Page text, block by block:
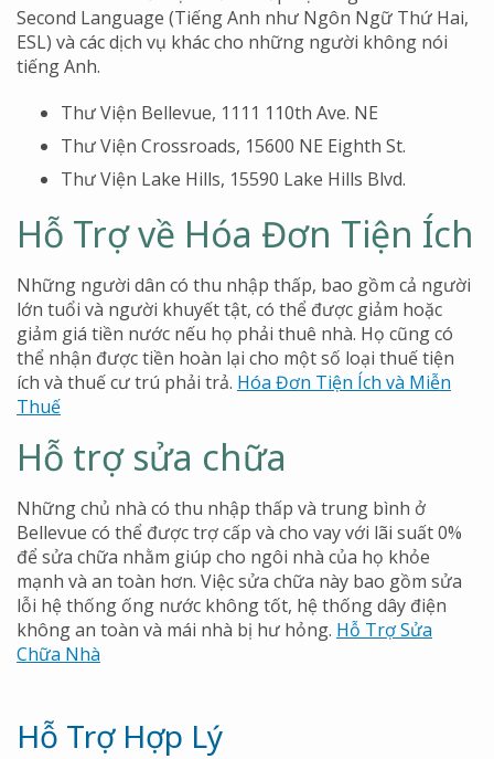
Second Language (Tiếng Anh như Ngôn Ngữ Thứ Hai,
ESL) và các dịch vụ khác cho những người không nói
tiếng Anh.
Thư Viện Bellevue, 1111 110th Ave. NE
Thư Viện Crossroads, 15600 NE Eighth St.
Thư Viện Lake Hills, 15590 Lake Hills Blvd.
Hỗ Trợ về Hóa Đơn Tiện Ích
Những người dân có thu nhập thấp, bao gồm cả người
lớn tuổi và người khuyết tật, có thể được giảm hoặc
giảm giá tiền nước nếu họ phải thuê nhà. Họ cũng có
thể nhận được tiền hoàn lại cho một số loại thuế tiện
ích và thuế cư trú phải trả. Hóa Đơn Tiện Ích và Miễn
Thuế
Hỗ trợ sửa chữa
Những chủ nhà có thu nhập thấp và trung bình ở
Bellevue có thể được trợ cấp và cho vay với lãi suất 0%
để sửa chữa nhằm giúp cho ngôi nhà của họ khỏe
mạnh và an toàn hơn. Việc sửa chữa này bao gồm sửa
lỗi hệ thống ống nước không tốt, hệ thống dây điện
không an toàn và mái nhà bị hư hỏng. Hỗ Trợ Sửa
Chữa Nhà
Hỗ Trợ Hợp Lý